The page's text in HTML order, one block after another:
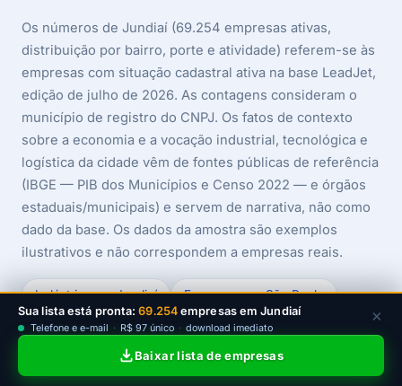
Os números de Jundiaí (69.254 empresas ativas,
distribuição por bairro, porte e atividade) referem-se às
empresas com situação cadastral ativa na base LeadJet,
edição de julho de 2026. As contagens consideram o
município de registro do CNPJ. Os fatos de contexto
sobre a economia e a vocação industrial, tecnológica e
logística da cidade vêm de fontes públicas de referência
(IBGE — PIB dos Municípios e Censo 2022 — e órgãos
estaduais/municipais) e servem de narrativa, não como
dado da base. Os dados da amostra são exemplos
ilustrativos e não correspondem a empresas reais.
Indústrias em Jundiaí Empresas em São Paulo
Lista de empresas para prospecção
Empresas por CNAE Empresas em Campinas
Sua lista está pronta:69.254empresas em Jundiaí
Telefone e e-mail · R$ 97 único · download imediato
Baixar lista de empresas
×